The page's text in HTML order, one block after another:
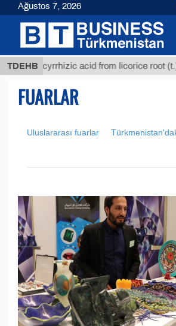
TDEHB acid from licorice root (t.)
FUARLAR
Uluslararası fuarlar
Ağustos 7, 2026